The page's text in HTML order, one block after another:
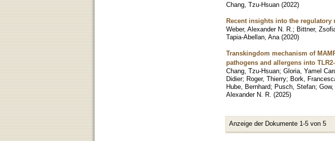
Chang, Tzu-Hsuan (2022)
Recent insights into the regulatory
Weber, Alexander N. R. ; Bittner,
Tapia-Abellan, Ana (2020)
Transkingdom mechanism of
pathogens and allergens into
Chang, Tzu-Hsuan; Gloria, Yamel
Didier; Roger, Thierry; Bork,
Hube, Bernhard; Pusch, Stefan; Gow,
Alexander N. R. (2025)
Anzeige der Dokumente 1-5 von 5